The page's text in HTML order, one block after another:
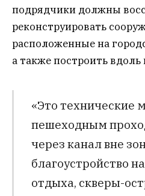
подрядчики должны
реконструировать
расположенные на
а также построить
«Это технические
пешеходным
через канал вне
благоустройство
отдыха, скверы-